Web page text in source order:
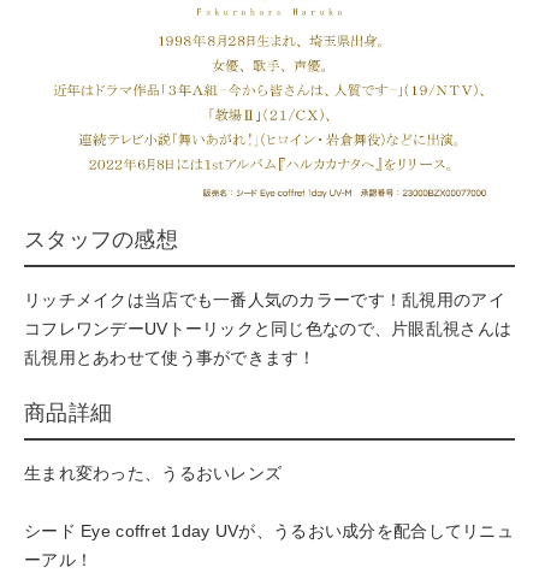
スタッフの感想
リッチメイクは当店でも一番人気のカラーです！乱視用のアイ
コフレワンデーUVトーリックと同じ色なので、片眼乱視さんは
乱視用とあわせて使う事ができます！
商品詳細
生まれ変わった、うるおいレンズ
シード Eye coffret 1day UVが、うるおい成分を配合してリニュ
ーアル！